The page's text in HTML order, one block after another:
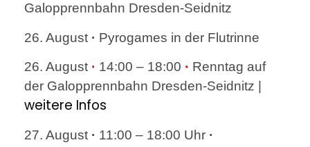
Galopprennbahn Dresden-Seidnitz
26. August · Pyrogames in der Flutrinne
26. August · 14:00 – 18:00 · Renntag auf
der Galopprennbahn Dresden-Seidnitz |
weitere Infos
27. August · 11:00 – 18:00 Uhr ·